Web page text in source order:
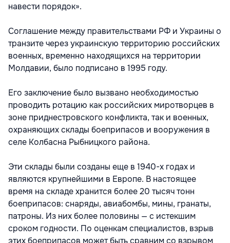
навести порядок».
Соглашение между правительствами РФ и Украины о
транзите через украинскую территорию российских
военных, временно находящихся на территории
Молдавии, было подписано в 1995 году.
Его заключение было вызвано необходимостью
проводить ротацию как российских миротворцев в
зоне приднестровского конфликта, так и военных,
охраняющих склады боеприпасов и вооружения в
селе Колбасна Рыбницкого района.
Эти склады были созданы еще в 1940-х годах и
являются крупнейшими в Европе. В настоящее
время на складе хранится более 20 тысяч тонн
боеприпасов: снаряды, авиабомбы, мины, гранаты,
патроны. Из них более половины — с истекшим
сроком годности. По оценкам специалистов, взрыв
этих боеприпасов может быть сравним со взрывом